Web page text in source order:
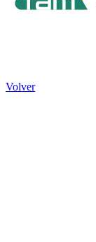
Volver